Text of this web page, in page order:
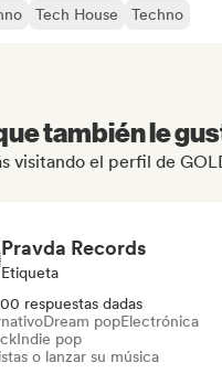
Tech House Techno
también le
visitando el perfil de
Pravda Records
Etiqueta
respuestas dadas
Dream popElectrónica
Indie pop
o lanzar su música